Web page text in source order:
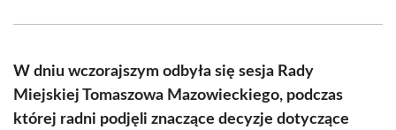
(Twitter)
W dniu wczorajszym odbyła się sesja Rady
Miejskiej Tomaszowa Mazowieckiego, podczas
której radni podjęli znaczące decyzje dotyczące